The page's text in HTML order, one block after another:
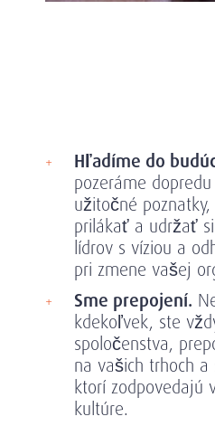
Hľadíme do
pozeráme
užitočné
prilákať a udržať
lídrov s víziou a
pri zmene vašej
Sme prepojení.
kdekoľvek, ste
spoločenstva,
na vašich trhoch a
ktorí zodpovedajú
kultúre.